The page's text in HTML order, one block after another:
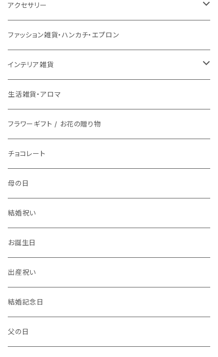
3月17日UP
2月28日UP
1月9日UP
キッチンマット
こたつ本体
こたつ布団
チェア
座椅子
スツール
インテリア雑貨
鏡・ミラー
ライト
温度計・湿度計
花瓶 / フラワーベース
傘立て
ライト
壁掛けアート / 鏡
バス用品
ファッション雑貨
メガネ / 眼鏡小物
生活雑貨
ティッシュケース
アロマ用品
アクセサリー雑貨
アクセサリー・ウォッチ収納
フラワーギフト / お花の贈り物
植物栽培キット
プリザーブドフラワー
文具
キッチン用品
携帯・スマホアクセサリー
小物
ミトン・鍋つかみ
コップ、グラス
ランチボックス / 水筒
お皿
箸置き
食器
お茶碗
お皿
紙ナプキン
カトラリー
トレー
キッチンタオル
アクセサリー
ネックレス
ピアス
ブレスレット
イヤリング
指輪
ヘアゴム
ブローチ
イヤーカフ
バングル
ファッション雑貨・ハンカチ・エプロン
インテリア雑貨
花瓶 / フラワーベース
生活雑貨・アロマ
フラワーギフト / お花の贈り物
チョコレート
母の日
結婚祝い
お誕生日
出産祝い
結婚記念日
父の日